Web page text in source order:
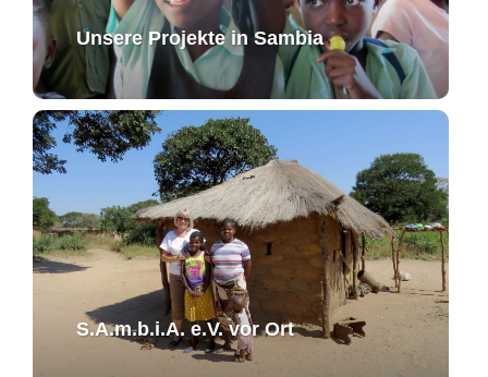
Unsere Projekte in Sambia
S.A.m.b.i.A. e.V. ​vor Ort​​